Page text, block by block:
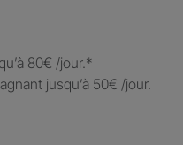
80€ /jour.​*
jusqu’à 50€ /jour.​